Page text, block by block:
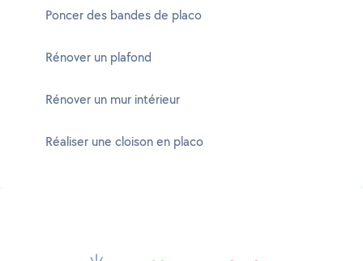
Poncer des bandes de placo
Rénover un plafond
Rénover un mur intérieur
Réaliser une cloison en placo